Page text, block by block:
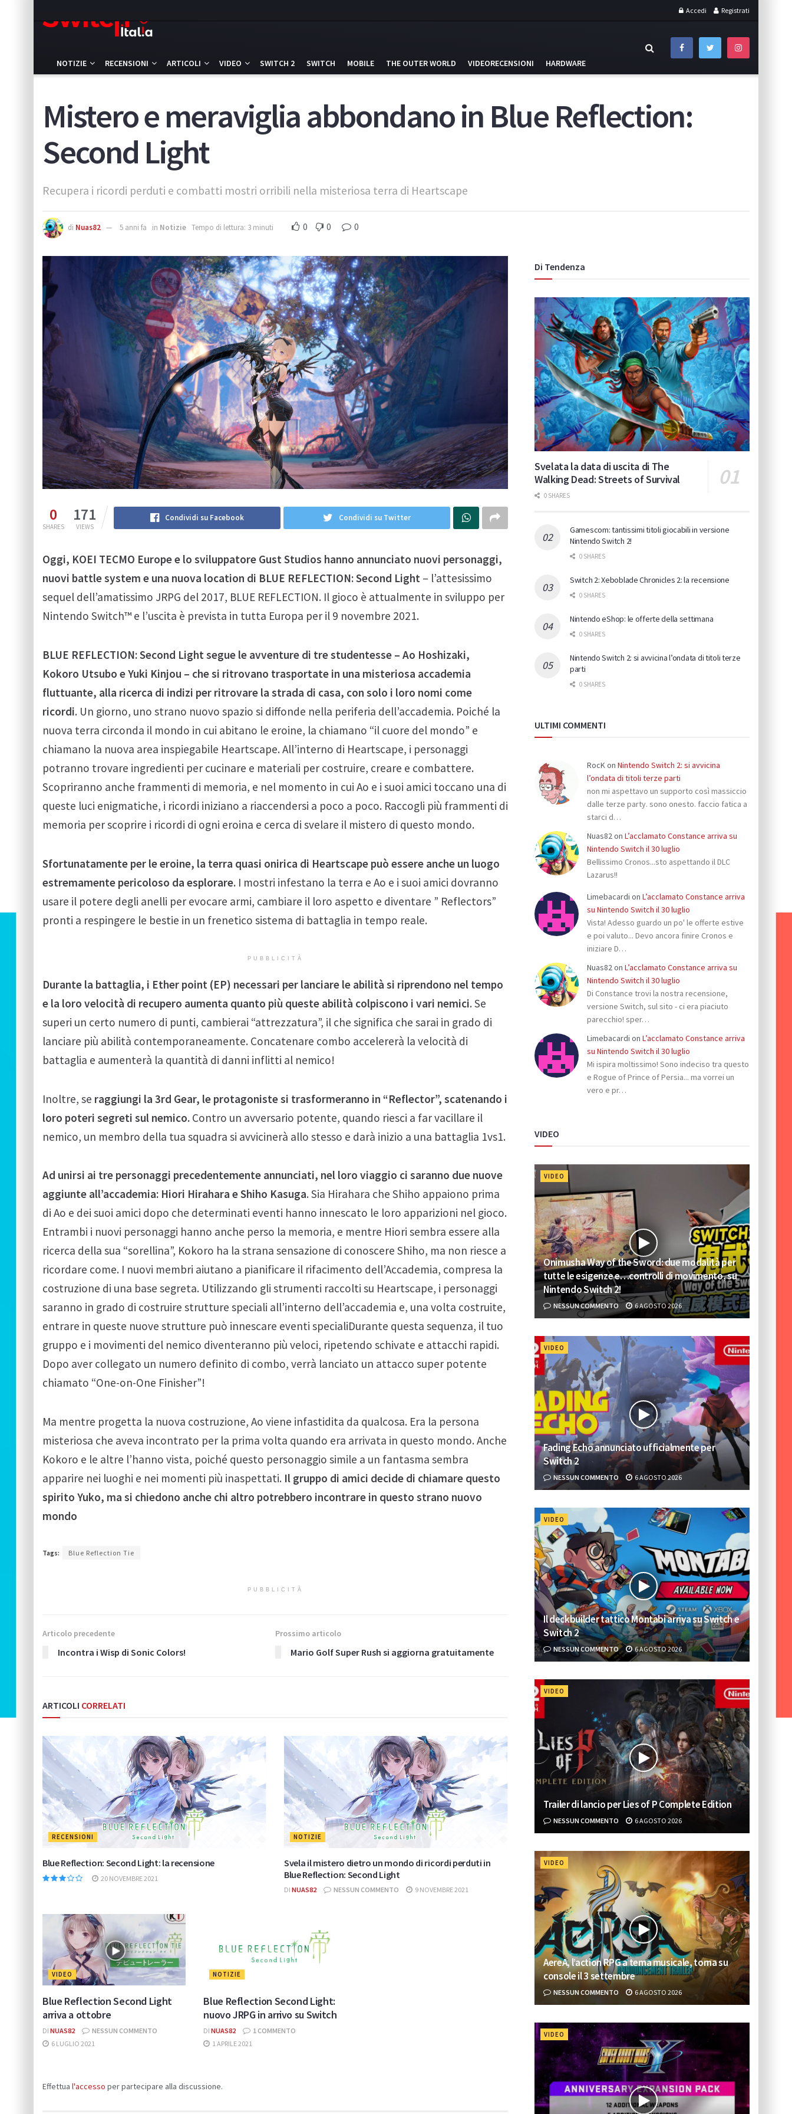
Accedi Registrati
NOTIZIE RECENSIONI ARTICOLI VIDEO SWITCH 2 SWITCH MOBILE THE OUTER WORLD VIDEORECENSIONI HARDWARE
Mistero e meraviglia abbondano in Blue Reflection:
Second Light
Recupera i ricordi perduti e combatti mostri orribili nella misteriosa terra di Heartscape
di Nuas82 5 anni fa in Notizie Tempo di lettura: 3 minuti 0 0 0
0
SHARES
171
VIEWS
Condividi su Facebook Condividi su Twitter
Oggi, KOEI TECMO Europe e lo sviluppatore Gust Studios hanno annunciato nuovi personaggi,
nuovi battle system e una nuova location di BLUE REFLECTION: Second Light – l’attesissimo
sequel dell’amatissimo JRPG del 2017, BLUE REFLECTION. Il gioco è attualmente in sviluppo per
Nintendo Switch™ e l’uscita è prevista in tutta Europa per il 9 novembre 2021.
BLUE REFLECTION: Second Light segue le avventure di tre studentesse – Ao Hoshizaki,
Kokoro Utsubo e Yuki Kinjou – che si ritrovano trasportate in una misteriosa accademia
fluttuante, alla ricerca di indizi per ritrovare la strada di casa, con solo i loro nomi come
ricordi. Un giorno, uno strano nuovo spazio si diffonde nella periferia dell’accademia. Poiché la
nuova terra circonda il mondo in cui abitano le eroine, la chiamano “il cuore del mondo” e
chiamano la nuova area inspiegabile Heartscape. All’interno di Heartscape, i personaggi
potranno trovare ingredienti per cucinare e materiali per costruire, creare e combattere.
Scopriranno anche frammenti di memoria, e nel momento in cui Ao e i suoi amici toccano una di
queste luci enigmatiche, i ricordi iniziano a riaccendersi a poco a poco. Raccogli più frammenti di
memoria per scoprire i ricordi di ogni eroina e cerca di svelare il mistero di questo mondo.
Sfortunatamente per le eroine, la terra quasi onirica di Heartscape può essere anche un luogo
estremamente pericoloso da esplorare. I mostri infestano la terra e Ao e i suoi amici dovranno
usare il potere degli anelli per evocare armi, cambiare il loro aspetto e diventare ” Reflectors”
pronti a respingere le bestie in un frenetico sistema di battaglia in tempo reale.
PUBBLICITÀ
Durante la battaglia, i Ether point (EP) necessari per lanciare le abilità si riprendono nel tempo
e la loro velocità di recupero aumenta quanto più queste abilità colpiscono i vari nemici. Se
superi un certo numero di punti, cambierai “attrezzatura”, il che significa che sarai in grado di
lanciare più abilità contemporaneamente. Concatenare combo accelererà la velocità di
battaglia e aumenterà la quantità di danni inflitti al nemico!
Inoltre, se raggiungi la 3rd Gear, le protagoniste si trasformeranno in “Reflector”, scatenando i
loro poteri segreti sul nemico. Contro un avversario potente, quando riesci a far vacillare il
nemico, un membro della tua squadra si avvicinerà allo stesso e darà inizio a una battaglia 1vs1.
Ad unirsi ai tre personaggi precedentemente annunciati, nel loro viaggio ci saranno due nuove
aggiunte all’accademia: Hiori Hirahara e Shiho Kasuga. Sia Hirahara che Shiho appaiono prima
di Ao e dei suoi amici dopo che determinati eventi hanno innescato le loro apparizioni nel gioco.
Entrambi i nuovi personaggi hanno anche perso la memoria, e mentre Hiori sembra essere alla
ricerca della sua “sorellina”, Kokoro ha la strana sensazione di conoscere Shiho, ma non riesce a
ricordare come. I nuovi membri aiutano a pianificare il rifacimento dell’Accademia, compresa la
costruzione di una base segreta. Utilizzando gli strumenti raccolti su Heartscape, i personaggi
saranno in grado di costruire strutture speciali all’interno dell’accademia e, una volta costruite,
entrare in queste nuove strutture può innescare eventi specialiDurante questa sequenza, il tuo
gruppo e i movimenti del nemico diventeranno più veloci, ripetendo schivate e attacchi rapidi.
Dopo aver collegato un numero definito di combo, verrà lanciato un attacco super potente
chiamato “One-on-One Finisher”!
Ma mentre progetta la nuova costruzione, Ao viene infastidita da qualcosa. Era la persona
misteriosa che aveva incontrato per la prima volta quando era arrivata in questo mondo. Anche
Kokoro e le altre l’hanno vista, poiché questo personaggio simile a un fantasma sembra
apparire nei luoghi e nei momenti più inaspettati. Il gruppo di amici decide di chiamare questo
spirito Yuko, ma si chiedono anche chi altro potrebbero incontrare in questo strano nuovo
mondo
Tags: Blue Reflection Tie
PUBBLICITÀ
Articolo precedente
Incontra i Wisp di Sonic Colors!
Prossimo articolo
Mario Golf Super Rush si aggiorna gratuitamente
ARTICOLI CORRELATI
RECENSIONI
Blue Reflection: Second Light: la recensione
20 NOVEMBRE 2021
NOTIZIE
Svela il mistero dietro un mondo di ricordi perduti in
Blue Reflection: Second Light
DI NUAS82 NESSUN COMMENTO 9 NOVEMBRE 2021
VIDEO
Blue Reflection Second Light
arriva a ottobre
DI NUAS82
NESSUN COMMENTO
6 LUGLIO 2021
NOTIZIE
Blue Reflection Second Light:
nuovo JRPG in arrivo su Switch
DI NUAS82
1 COMMENTO
1 APRILE 2021
Effettua l'accesso per partecipare alla discussione.
Di Tendenza
Svelata la data di uscita di The
Walking Dead: Streets of Survival
0 SHARES
Gamescom: tantissimi titoli giocabili in versione
Nintendo Switch 2!
0 SHARES
Switch 2: Xeboblade Chronicles 2: la recensione
0 SHARES
Nintendo eShop: le offerte della settimana
0 SHARES
Nintendo Switch 2: si avvicina l’ondata di titoli terze
parti
0 SHARES
ULTIMI COMMENTI
RocKon Nintendo Switch 2: si avvicina
l’ondata di titoli terze parti
non mi aspettavo un supporto così massiccio
dalle terze party. sono onesto. faccio fatica a
starci d…
Nuas82on L’acclamato Constance arriva su
Nintendo Switch il 30 luglio
Bellissimo Cronos...sto aspettando il DLC
Lazarus!!
Limebacardi on L’acclamato Constance arriva
su Nintendo Switch il 30 luglio
Vista! Adesso guardo un po' le offerte estive
e poi valuto... Devo ancora finire Cronos e
iniziare D…
Nuas82on L’acclamato Constance arriva su
Nintendo Switch il 30 luglio
Di Constance trovi la nostra recensione,
versione Switch, sul sito - ci era piaciuto
parecchio! sper…
Limebacardi on L’acclamato Constance arriva
su Nintendo Switch il 30 luglio
Mi ispira moltissimo! Sono indeciso tra questo
e Rogue of Prince of Persia... ma vorrei un
vero e pr…
VIDEO
VIDEO
Onimusha Way of the Sword: due modalità per
tutte le esigenze e…controlli di movimento, su
Nintendo Switch 2!
NESSUN COMMENTO 6 AGOSTO 2026
VIDEO
Fading Echo annunciato ufficialmente per
Switch 2
NESSUN COMMENTO 6 AGOSTO 2026
VIDEO
Il deckbuilder tattico Montabi arriva su Switch e
Switch 2
NESSUN COMMENTO 6 AGOSTO 2026
VIDEO
Trailer di lancio per Lies of P Complete Edition
NESSUN COMMENTO 6 AGOSTO 2026
VIDEO
AereA, l’action RPG a tema musicale, torna su
console il 3 settembre
NESSUN COMMENTO 6 AGOSTO 2026
VIDEO